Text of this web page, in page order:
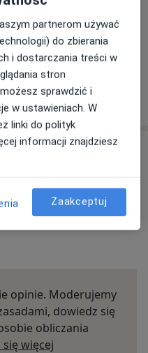
samodzielnie lub
akceptuje Twoje
ubezpieczenia
opinię
opinie. Moderujemy
dowiedz się
obliczania
więcej
partnerom używać
do zbierania
i dostarczania treści w
stron
sprawdzić i
w ustawieniach. W
linki do polityk
informacji znajdziesz
Zaakceptuj